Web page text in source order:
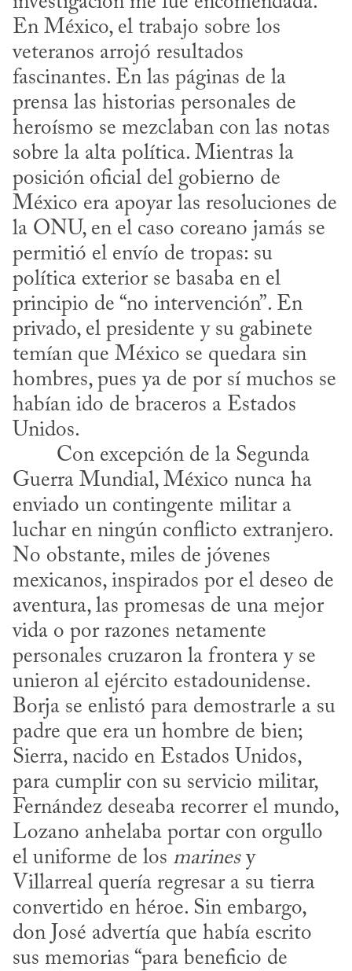
En México, el trabajo sobre los
veteranos arrojó resultados
fascinantes. En las páginas de la
prensa las historias personales de
heroísmo se mezclaban con las notas
sobre la alta política. Mientras la
posición oficial del gobierno de
México era apoyar las resoluciones de
la ONU, en el caso coreano jamás se
permitió el envío de tropas: su
política exterior se basaba en el
principio de “no intervención”. En
privado, el presidente y su gabinete
temían que México se quedara sin
hombres, pues ya de por sí muchos se
habían ido de braceros a Estados
Unidos.
Guerra Mundial, México nunca ha
enviado un contingente militar a
luchar en ningún conflicto extranjero.
No obstante, miles de jóvenes
mexicanos, inspirados por el deseo de
aventura, las promesas de una mejor
vida o por razones netamente
personales cruzaron la frontera y se
unieron al ejército estadounidense.
Borja se enlistó para demostrarle a su
padre que era un hombre de bien;
Sierra, nacido en Estados Unidos,
para cumplir con su servicio militar,
Fernández deseaba recorrer el mundo,
Lozano anhelaba portar con orgullo
el uniforme de los marines y
Villarreal quería regresar a su tierra
convertido en héroe. Sin embargo,
don José advertía que había escrito
sus memorias “para beneficio de